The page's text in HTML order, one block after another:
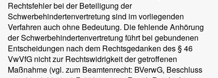
Rechtsfehler bei der Beteiligung der
Schwerbehindertenvertretung sind im vorliegenden
Verfahren auch ohne Bedeutung. Die fehlende Anhörung
der Schwerbehindertenvertretung führt bei gebundenen
Entscheidungen nach dem Rechtsgedanken des § 46
VwVfG nicht zur Rechtswidrigkeit der getroffenen
Maßnahme (vgl. zum Beamtenrecht: BVerwG, Beschluss